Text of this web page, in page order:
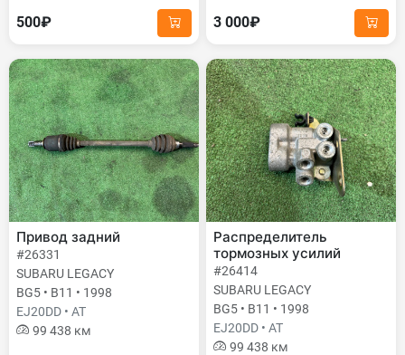
500₽ 3 000₽
Привод задний
#26331
SUBARU LEGACY
BG5 • B11 • 1998
EJ20DD • AT
99 438 км
Распределитель
тормозных усилий
#26414
SUBARU LEGACY
BG5 • B11 • 1998
EJ20DD • AT
99 438 км